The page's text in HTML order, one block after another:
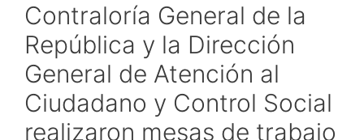
Contraloría General de la
República y la Dirección
General de Atención al
Ciudadano y Control Social
realizaron mesas de trabajo